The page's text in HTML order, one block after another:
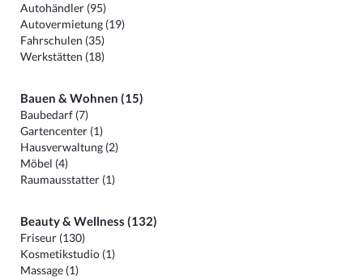
Autohändler (95)
Autovermietung (19)
Fahrschulen (35)
Werkstätten (18)
Bauen & Wohnen (15)
Baubedarf (7)
Gartencenter (1)
Hausverwaltung (2)
Möbel (4)
Raumausstatter (1)
Beauty & Wellness (132)
Friseur (130)
Kosmetikstudio (1)
Massage (1)